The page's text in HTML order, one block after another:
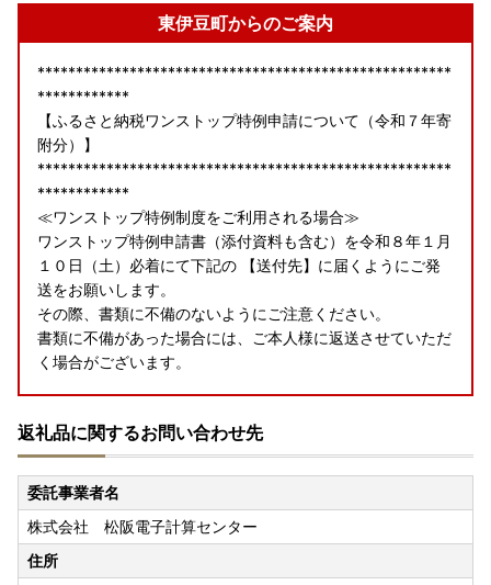
東伊豆町からのご案内
******************************************************
************
【ふるさと納税ワンストップ特例申請について（令和７年寄
附分）】
******************************************************
************
≪ワンストップ特例制度をご利用される場合≫
ワンストップ特例申請書（添付資料も含む）を令和８年１月
１０日（土）必着にて下記の 【送付先】に届くようにご発
送をお願いします。
その際、書類に不備のないようにご注意ください。
書類に不備があった場合には、ご本人様に返送させていただ
く場合がございます。
必着を過ぎた場合≫
寄附者様ご自身で確定申告をしていただく必要がございます
のでご注意ください。
【送付先】
〒518-0411
三重県名張市滝之原1050番地
返礼品に関するお問い合わせ先
委託事業者名
株式会社 松阪電子計算センター
住所